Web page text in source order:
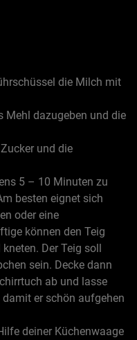
die Milch mit
Mehl dazugeben und die
und die
5 – 10 Minuten zu
besten eignet sich
oder eine
können den Teig
Der Teig soll
sein. Decke dann
ab und lasse
er schön aufgehen
deiner Küchenwaage